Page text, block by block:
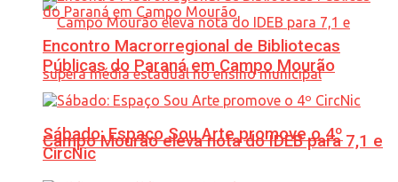
Campo Mourão eleva nota do IDEB para 7,1 e
Encontro Macrorregional de Bibliotecas
Públicas do Paraná em Campo Mourão
Sábado: Espaço Sou Arte promove o 4º
CircNic